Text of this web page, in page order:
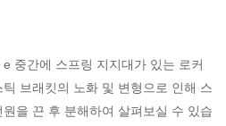
e 중간에 스프링 지지대가 있는 로커
브래킷의 노화 및 변형으로 인해 스
을 끈 후 분해하여 살펴보실 수 있습